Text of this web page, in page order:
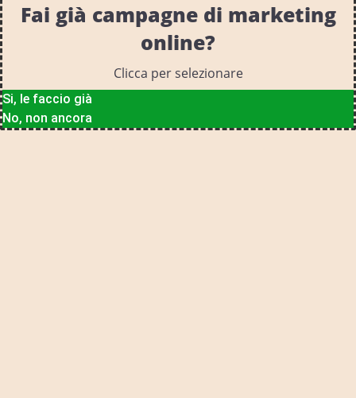
Fai già campagne di marketing
online?
Clicca per selezionare
Si, le faccio già
No, non ancora